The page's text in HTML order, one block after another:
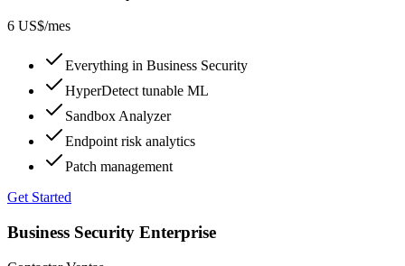
6 US$/mes
Everything in Business Security
HyperDetect tunable ML
Sandbox Analyzer
Endpoint risk analytics
Patch management
Get Started
Business Security Enterprise